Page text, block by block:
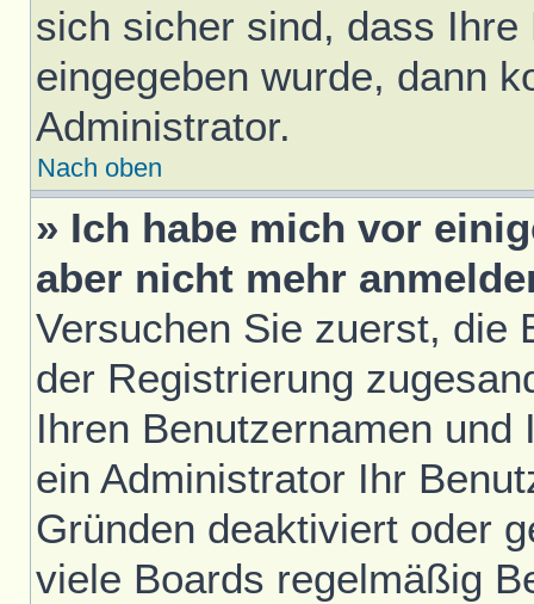
sich sicher sind, dass
eingegeben wurde, dann
Administrator.
Nach oben
» Ich habe mich vor
aber nicht mehr
Versuchen Sie zuerst, die
der Registrierung
Ihren Benutzernamen
ein Administrator Ihr
Gründen deaktiviert oder
viele Boards regelmäßig